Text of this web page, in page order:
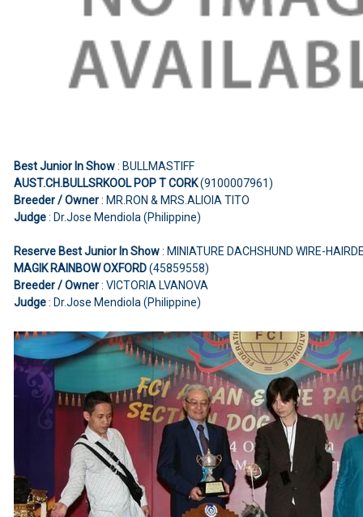
Best Junior In Show: BULLMASTIFF
AUST.CH.BULLSRKOOL POP T CORK(9100007961)
Breeder / Owner: MR.RON & MRS.ALIOIA TITO
Judge: Dr.Jose Mendiola (Philippine)
Reserve Best Junior In Show: MINIATURE DACHSHUND WIRE-
MAGIK RAINBOW OXFORD(45859558)
Breeder / Owner: VICTORIA LVANOVA
Judge: Dr.Jose Mendiola (Philippine)